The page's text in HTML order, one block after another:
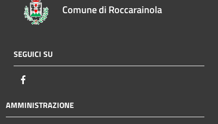
Comune di Roccarainola
SEGUICI SU
AMMINISTRAZIONE